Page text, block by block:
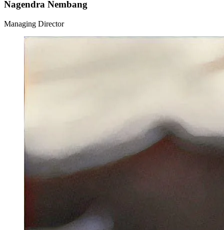
Nagendra Nembang
Managing Director